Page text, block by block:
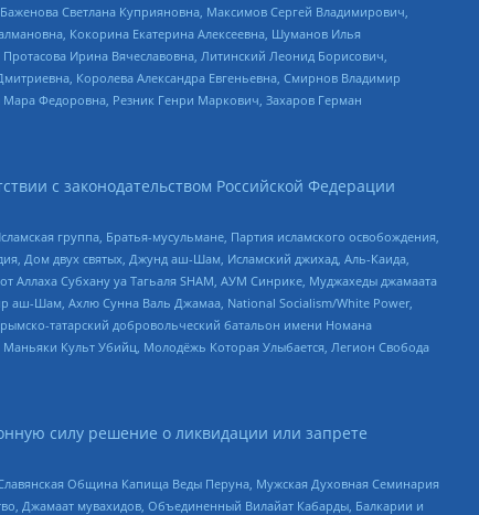
Светлана Куприяновна, Максимов Сергей Владимирович,
Кокорина Екатерина Алексеевна, Шуманов Илья
Ирина Вячеславовна, Литинский Леонид Борисович,
Королева Александра Евгеньевна, Смирнов Владимир
Федоровна, Резник Генри Маркович, Захаров Герман
с законодательством Российской Федерации
группа, Братья-мусульмане, Партия исламского освобождения,
Дом двух святых, Джунд аш-Шам, Исламский джихад, Аль-Каида,
Субхану уа Тагьаля SHAM, АУМ Синрике, Муджахеды джамаата
аш-Шам, Ахлю Сунна Валь Джамаа, National Socialism/White Power,
татарский добровольческий батальон имени Номана
Культ Убийц, Молодёжь Которая Улыбается, Легион Свобода
силу решение о ликвидации или запрете
Община Капища Веды Перуна, Мужская Духовная Семинария
Джамаат мувахидов, Объединенный Вилайат Кабарды, Балкарии и